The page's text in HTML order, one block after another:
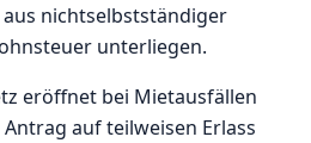
nichtselbstständiger
unterliegen.
eröffnet bei Mietausfällen
auf teilweisen Erlass